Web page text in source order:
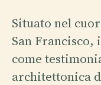
Situato nel
San Francisco,
come
architettonica